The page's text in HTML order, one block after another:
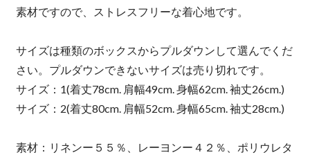
素材ですので、ストレスフリーな着心地です。
サイズは種類のボックスからプルダウンして選んでくだ
さい。プルダウンできないサイズは売り切れです。
サイズ：1(着丈78cm. 肩幅49cm. 身幅62cm. 袖丈26cm.)
サイズ：2(着丈80cm. 肩幅52cm. 身幅65cm. 袖丈28cm.)
素材：リネンー５５％、レーヨンー４２％、ポリウレタ